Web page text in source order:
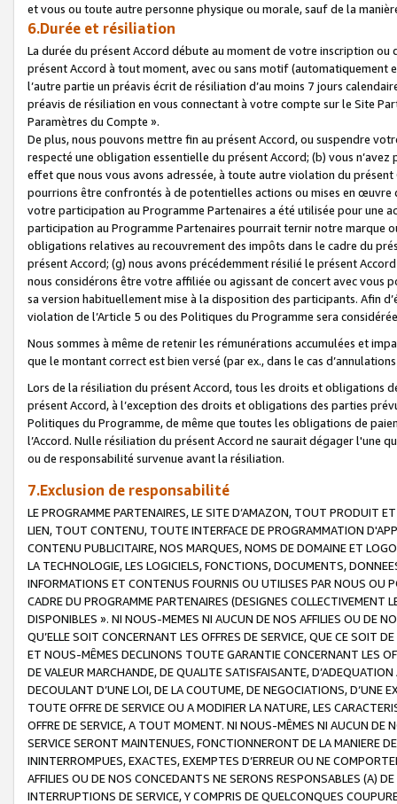
et vous ou toute autre personne physique ou morale, sauf de la
6.Durée et résiliation
La durée du présent Accord débute au moment de votre inscription
présent Accord à tout moment, avec ou sans motif (automatiquement
l’autre partie un préavis écrit de résiliation d’au moins 7 jours
préavis de résiliation en vous connectant à votre compte sur le Site
Paramètres du Compte ».
De plus, nous pouvons mettre fin au présent Accord, ou suspendre
respecté une obligation essentielle du présent Accord; (b) vous
effet que nous vous avons adressée, à toute autre violation du
pourrions être confrontés à de potentielles actions ou mises en
votre participation au Programme Partenaires a été utilisée pour une
participation au Programme Partenaires pourrait ternir notre marque
obligations relatives au recouvrement des impôts dans le cadre du
présent Accord; (g) nous avons précédemment résilié le présent
nous considérons être votre affiliée ou agissant de concert avec vous
sa version habituellement mise à la disposition des participants. Afin
violation de l’Article 5 ou des Politiques du Programme sera
Nous sommes à même de retenir les rémunérations accumulées et
que le montant correct est bien versé (par ex., dans le cas
Lors de la résiliation du présent Accord, tous les droits et obligations
présent Accord, à l’exception des droits et obligations des parties
Politiques du Programme, de même que toutes les obligations de
l’Accord. Nulle résiliation du présent Accord ne saurait dégager l'une
ou de responsabilité survenue avant la résiliation.
7.Exclusion de responsabilité
LE PROGRAMME PARTENAIRES, LE SITE D’AMAZON, TOUT PRODUIT
LIEN, TOUT CONTENU, TOUTE INTERFACE DE PROGRAMMATION
CONTENU PUBLICITAIRE, NOS MARQUES, NOMS DE DOMAINE ET
LA TECHNOLOGIE, LES LOGICIELS, FONCTIONS, DOCUMENTS,
INFORMATIONS ET CONTENUS FOURNIS OU UTILISES PAR NOUS OU
CADRE DU PROGRAMME PARTENAIRES (DESIGNES COLLECTIVEMENT
DISPONIBLES ». NI NOUS-MEMES NI AUCUN DE NOS AFFILIES OU DE
QU’ELLE SOIT CONCERNANT LES OFFRES DE SERVICE, QUE CE SOIT
ET NOUS-MÊMES DECLINONS TOUTE GARANTIE CONCERNANT LES
DE VALEUR MARCHANDE, DE QUALITE SATISFAISANTE,
DECOULANT D’UNE LOI, DE LA COUTUME, DE NEGOCIATIONS, D’UNE
TOUTE OFFRE DE SERVICE OU A MODIFIER LA NATURE, LES
OFFRE DE SERVICE, A TOUT MOMENT. NI NOUS-MÊMES NI AUCUN DE
SERVICE SERONT MAINTENUES, FONCTIONNERONT DE LA MANIERE
ININTERROMPUES, EXACTES, EXEMPTES D’ERREUR OU NE
AFFILIES OU DE NOS CONCEDANTS NE SERONS RESPONSABLES (A)
INTERRUPTIONS DE SERVICE, Y COMPRIS DE QUELCONQUES